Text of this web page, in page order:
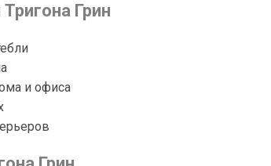
Грин
и офиса